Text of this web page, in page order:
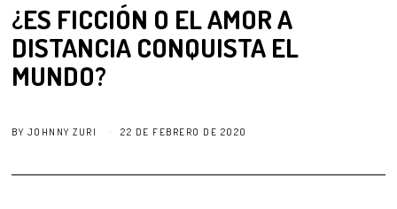
¿ES FICCIÓN O EL AMOR A
DISTANCIA CONQUISTA EL
MUNDO?
BY JOHNNY ZURI 22 DE FEBRERO DE 2020